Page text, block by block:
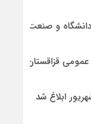
و صنعت
قزاقستان
ابلاغ شد